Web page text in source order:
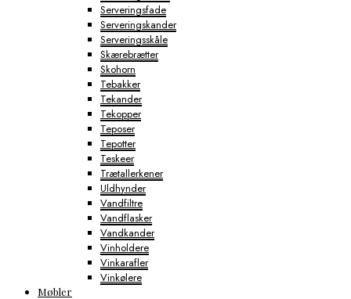
Serveringsfade
Serveringskander
Serveringsskåle
Skærebrætter
Skohorn
Tebakker
Tekander
Tekopper
Teposer
Tepotter
Teskeer
Trætallerkener
Uldhynder
Vandfiltre
Vandflasker
Vandkander
Vinholdere
Vinkarafler
Vinkølere
Møbler